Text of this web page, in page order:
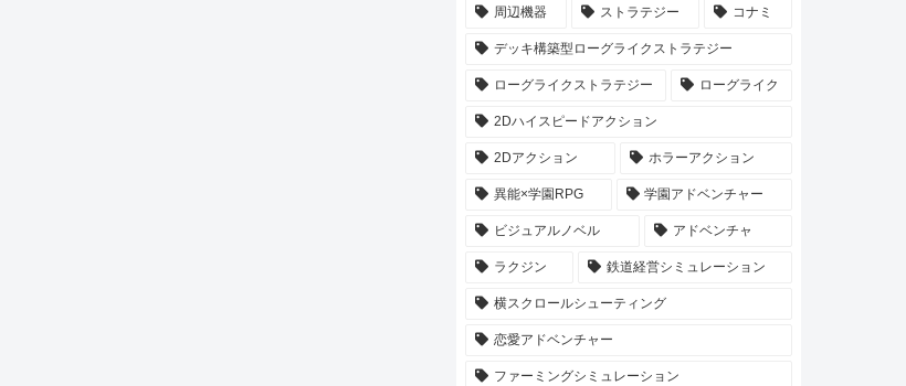
周辺機器 ストラテジー コナミ
デッキ構築型ローグライクストラテジー
ローグライクストラテジー ローグライク
2Dハイスピードアクション
2Dアクション ホラーアクション
異能×学園RPG 学園アドベンチャー
ビジュアルノベル アドベンチャ
ラクジン 鉄道経営シミュレーション
横スクロールシューティング
恋愛アドベンチャー
ファーミングシミュレーション